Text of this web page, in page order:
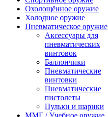
Охолощённое оружие
Холодное оружие
Пневматическое оружие
Аксессуары для
пневматических
винтовок
Баллончики
Пневматические
винтовки
Пневматические
пистолеты
Пульки и шарики
ММГ / Учебное оружие